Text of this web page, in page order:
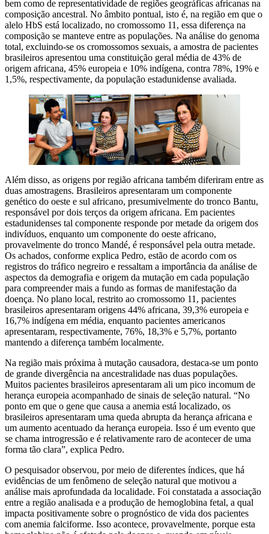
bem como de representatividade de regiões geográficas africanas na
composição ancestral. No âmbito pontual, isto é, na região em que o
alelo HbS está localizado, no cromossomo 11, essa diferença na
composição se manteve entre as populações. Na análise do genoma
total, excluindo-se os cromossomos sexuais, a amostra de pacientes
brasileiros apresentou uma constituição geral média de 43% de
origem africana, 45% europeia e 10% indígena, contra 78%, 19% e
1,5%, respectivamente, da população estadunidense avaliada.
Além disso, as origens por região africana também diferiram entre as
duas amostragens. Brasileiros apresentaram um componente
genético do oeste e sul africano, presumivelmente do tronco Bantu,
responsável por dois terços da origem africana. Em pacientes
estadunidenses tal componente responde por metade da origem dos
indivíduos, enquanto um componente do oeste africano,
provavelmente do tronco Mandé, é responsável pela outra metade.
Os achados, conforme explica Pedro, estão de acordo com os
registros do tráfico negreiro e ressaltam a importância da análise de
aspectos da demografia e origem da mutação em cada população
para compreender mais a fundo as formas de manifestação da
doença. No plano local, restrito ao cromossomo 11, pacientes
brasileiros apresentaram origens 44% africana, 39,3% europeia e
16,7% indígena em média, enquanto pacientes americanos
apresentaram, respectivamente, 76%, 18,3% e 5,7%, portanto
mantendo a diferença também localmente.
Na região mais próxima à mutação causadora, destaca-se um ponto
de grande divergência na ancestralidade nas duas populações.
Muitos pacientes brasileiros apresentaram ali um pico incomum de
herança europeia acompanhado de sinais de seleção natural. “No
ponto em que o gene que causa a anemia está localizado, os
brasileiros apresentaram uma queda abrupta da herança africana e
um aumento acentuado da herança europeia. Isso é um evento que
se chama introgressão e é relativamente raro de acontecer de uma
forma tão clara”, explica Pedro.
O pesquisador observou, por meio de diferentes índices, que há
evidências de um fenômeno de seleção natural que motivou a
análise mais aprofundada da localidade. Foi constatada a associação
entre a região analisada e a produção de hemoglobina fetal, a qual
impacta positivamente sobre o prognóstico de vida dos pacientes
com anemia falciforme. Isso acontece, provavelmente, porque esta